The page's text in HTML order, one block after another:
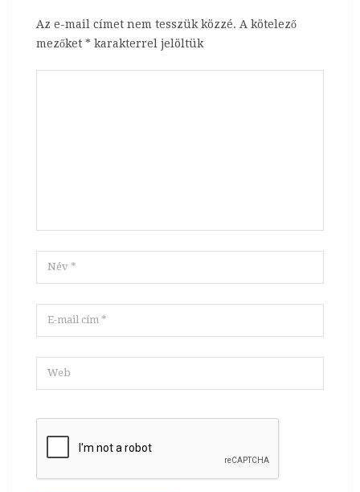
Az e-mail címet nem tesszük közzé. A kötelező
mezőket * karakterrel jelöltük